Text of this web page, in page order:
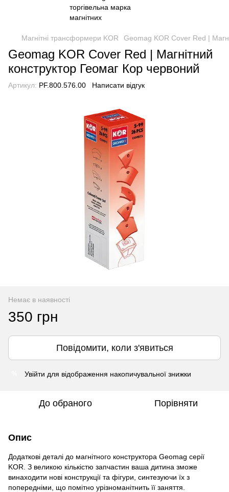
Магнітні трансформери KOR Geomag KOR Cover Red |
Geomag KOR Cover Red | Магнітний
конструктор Геомаг Кор червоний
Артикул: PF.800.576.00 Написати відгук
Немає в наявності
350 грн
Повідомити, коли з'явиться
Увійти для відображення накопичувальної знижки
До обраного Порівняти
Опис
Додаткові деталі до магнітного конструктора Geomag серії
KOR. З великою кількістю запчастин ваша дитина зможе
винаходити нові конструкції та фігури, синтезуючи їх з
попередніми, що помітно урізноманітнить її заняття.